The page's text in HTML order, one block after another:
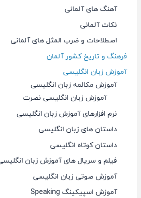
آهنگ های آلمانی
نکات آلمانی
اصطلاحات و ضرب المثل های آلمانی
فرهنگ و تاریخ کشور آلمان
آموزش زبان انگلیسی
آموزش مکالمه زبان انگلیسی
آموزش زبان انگلیسی نصرت
نرم افزارهای آموزش زبان انگلیسی
داستان های زبان انگلیسی
داستان کوتاه انگلیسی
فیلم و سریال های آموزش زبان انگلیسی
آموزش صوتی زبان انگلیسی
آموزش اسپیکینگ Speaking